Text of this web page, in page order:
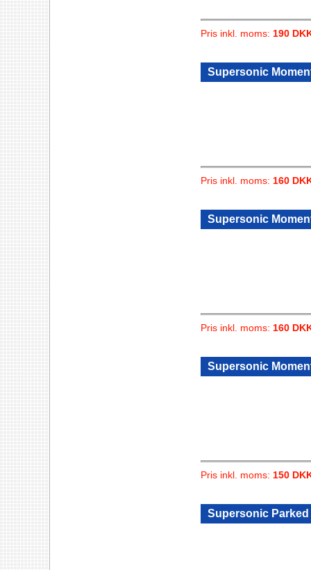
Pris inkl. moms: 190
Supersonic
Pris inkl. moms: 160
Supersonic
Pris inkl. moms: 160
Supersonic
Pris inkl. moms: 150
Supersonic